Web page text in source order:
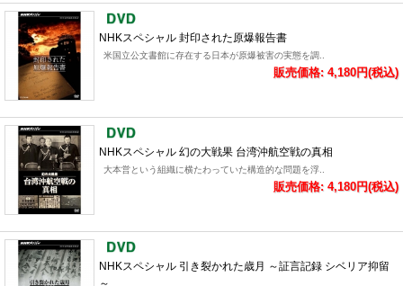
NHKスペシャル 封印された原爆報告書
米国立公文書館に存在する日本が原爆被害の実態を調..
販売価格: 4,180円(税込)
NHKスペシャル 幻の大戦果 台湾沖航空戦の真相
大本営という組織に横たわっていた構造的な問題を浮..
販売価格: 4,180円(税込)
NHKスペシャル 引き裂かれた歳月 ～証言記録 シベリア抑留
～